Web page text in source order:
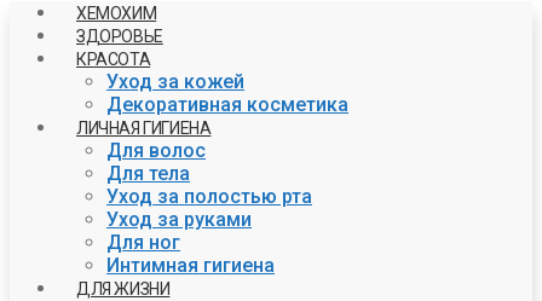
ХЕМОХИМ
ЗДОРОВЬЕ
КРАСОТА
Уход за кожей
Декоративная косметика
ЛИЧНАЯ ГИГИЕНА
Для волос
Для тела
Уход за полостью рта
Уход за руками
Для ног
Интимная гигиена
ДЛЯ ЖИЗНИ